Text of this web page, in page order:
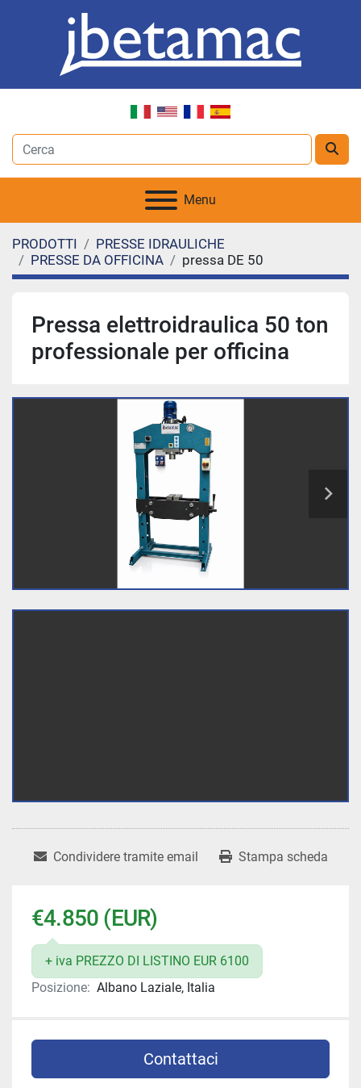
Menu
PRODOTTI
PRESSE IDRAULICHE
PRESSE DA OFFICINA
pressa DE 50
Pressa elettroidraulica 50 ton
professionale per officina
Condividere tramite email Stampa scheda
€4.850 (EUR)
+ iva PREZZO DI LISTINO EUR 6100
Posizione: Albano Laziale, Italia
Contattaci